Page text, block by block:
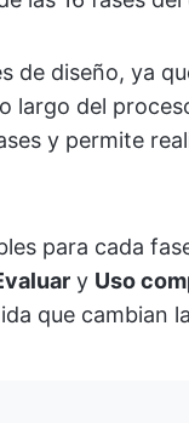
de diseño, ya
largo del
y permite
para cada
y Uso
que cambian